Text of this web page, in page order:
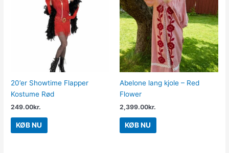
20’er Showtime Flapper
Kostume Rød
249.00kr.
KØB NU
Abelone lang kjole – Red
Flower
2,399.00kr.
KØB NU